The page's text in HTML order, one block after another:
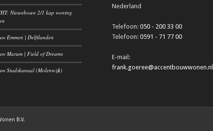
Nieuwbouw 2/1 kap woning
Emmen | Delftlanden
Marum | Field of Dreams
Stadskanaal (Molenwijk)
Nederland
Telefoon: 050 - 200 33 00
Telefoon: 0591 - 71 77 00
E-mail:
frank.goeree@accentbouwwonen.nl
B.V.